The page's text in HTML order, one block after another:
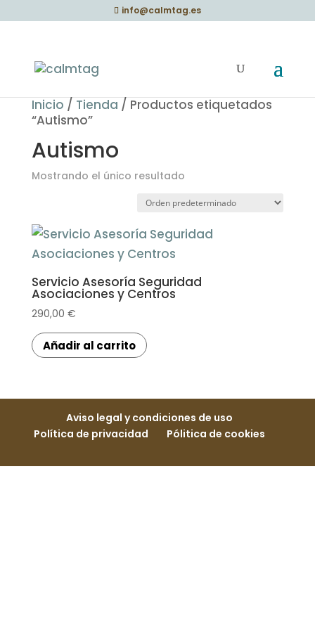
info@calmtag.es
Inicio / Tienda / Productos etiquetados
“Autismo”
Autismo
Mostrando el único resultado
Servicio Asesoría Seguridad
Asociaciones y Centros
290,00 €
Añadir al carrito
Aviso legal y condiciones de uso
Política de privacidad
Pólitica de cookies